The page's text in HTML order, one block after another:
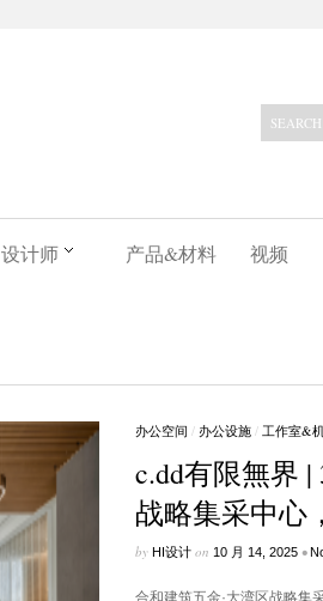
设计师 产品&材料 视频
办公空间 / 办公设施/ 工作室&
c.dd有限無界
战略集采中心
by HI设计on 10 月 14, 2025 •
合和建筑五金·大湾区战略集